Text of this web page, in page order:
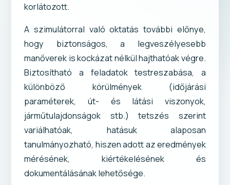
korlátozott.
A szimulátorral való oktatás további előnye,
hogy biztonságos, a legveszélyesebb
manőverek is kockázat nélkül hajthatóak végre.
Biztosítható a feladatok testreszabása, a
különböző körülmények (időjárási
paraméterek, út- és látási viszonyok,
járműtulajdonságok stb.) tetszés szerint
variálhatóak, hatásuk alaposan
tanulmányozható, hiszen adott az eredmények
mérésének, kiértékelésének és
dokumentálásának lehetősége.